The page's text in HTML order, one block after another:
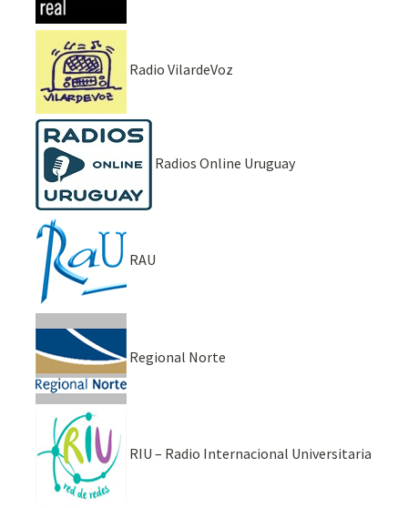
Radio VilardeVoz
Radios Online Uruguay
RAU
Regional Norte
RIU – Radio Internacional Universitaria